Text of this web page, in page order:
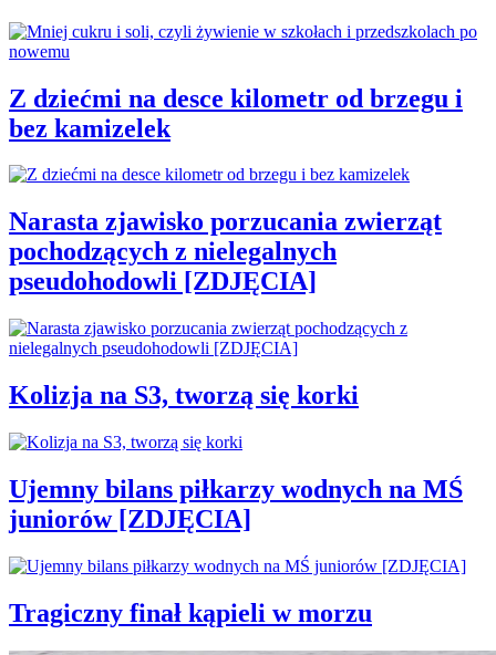
Z dziećmi na desce kilometr od brzegu i
bez kamizelek
Narasta zjawisko porzucania zwierząt
pochodzących z nielegalnych
pseudohodowli [ZDJĘCIA]
Kolizja na S3, tworzą się korki
Ujemny bilans piłkarzy wodnych na MŚ
juniorów [ZDJĘCIA]
Tragiczny finał kąpieli w morzu